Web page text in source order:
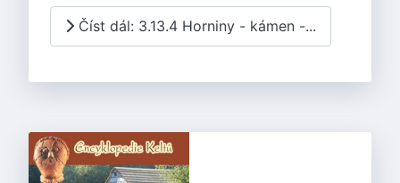
Číst dál: 3.13.4 Horniny - kámen -...